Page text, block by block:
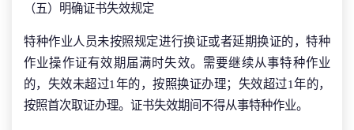
（五）明确证书失效规定
特种作业人员未按照规定进行换证或者延期换证的，特种
作业操作证有效期届满时失效。需要继续从事特种作业
的，失效未超过1年的，按照换证办理；失效超过1年的，
按照首次取证办理。证书失效期间不得从事特种作业。